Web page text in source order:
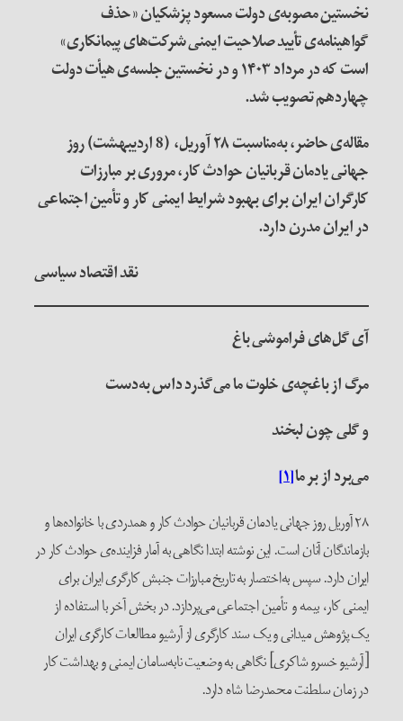
نخستین مصوبه‌ی دولت مسعود پزشکیان «حذف
گواهینامه‌ی تأیید صلاحیت ایمنی شرکت‌های پیمانکاری»
است که در مرداد ۱۴۰۳ و در نخستین جلسه‌ی هیأت دولت
چهاردهم تصویب شد.
مقاله‌ی حاضر، به‌مناسبت ۲۸ آوریل،
(8 اردیبهشت)
روز
جهانی یادمان قربانیان حوادث کار، مروری بر مبارزات
کارگران ایران برای بهبود شرایط ایمنی کار و تأمین اجتماعی
در ایران مدرن دارد.
نقد اقتصاد سیاسی
آی گل‌های فراموشی باغ
مرگ از باغچه‌ی خلوت ما می‌گذرد داس به‌دست
و گلی چون لبخند
می‌برد از بر ما[۱]
۲۸ آوریل روز جهانی یادمان قربانیان حوادث کار و همدردی با خانواده‌ها و
بازماندگان آنان است. این نوشته ابتدا نگاهی به آمار فزاینده‌ی حوادث کار در
ایران دارد. سپس به‌اختصار به تاریخ مبارزات جنبش کارگری ایران برای
ایمنی کار، بیمه و تأمین اجتماعی می‌پردازد. در بخش آخر با استفاده از
یک پژوهش میدانی و یک سند کارگری از آرشیو مطالعات کارگری ایران
[آرشیو خسرو شاکری] نگاهی به وضعیت نابه‌سامان ایمنی و بهداشت کار
در زمان سلطنت محمدرضا شاه دارد.